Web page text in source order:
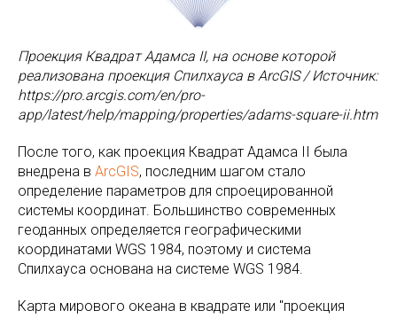
Проекция Квадрат Адамса II, на основе которой
реализована проекция Спилхауса в ArcGIS / Источник:
https://pro.arcgis.com/en/pro-
app/latest/help/mapping/properties/adams-square-ii.htm
После того, как проекция Квадрат Адамса II была
внедрена в ArcGIS, последним шагом стало
определение параметров для спроецированной
системы координат. Большинство современных
геоданных определяется географическими
координатами WGS 1984, поэтому и система
Спилхауса основана на системе WGS 1984.
Карта мирового океана в квадрате или "проекция